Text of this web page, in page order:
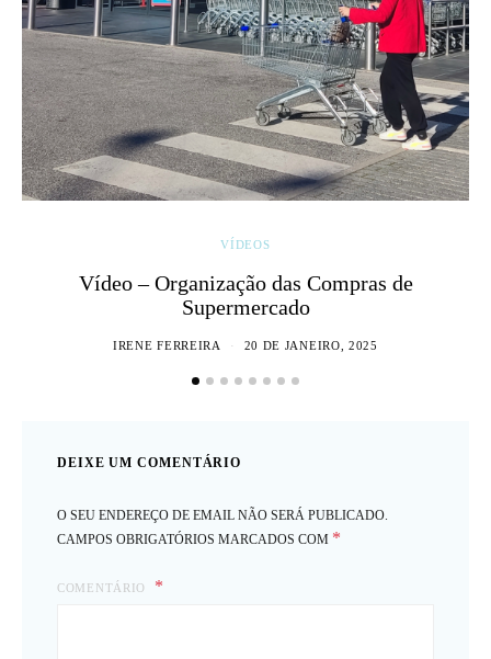
VÍDEOS
Vídeo – Organização das Compras de
Supermercado
IRENE FERREIRA 20 DE JANEIRO, 2025
DEIXE UM COMENTÁRIO
O SEU ENDEREÇO DE EMAIL NÃO SERÁ PUBLICADO.
CAMPOS OBRIGATÓRIOS MARCADOS COM *
COMENTÁRIO